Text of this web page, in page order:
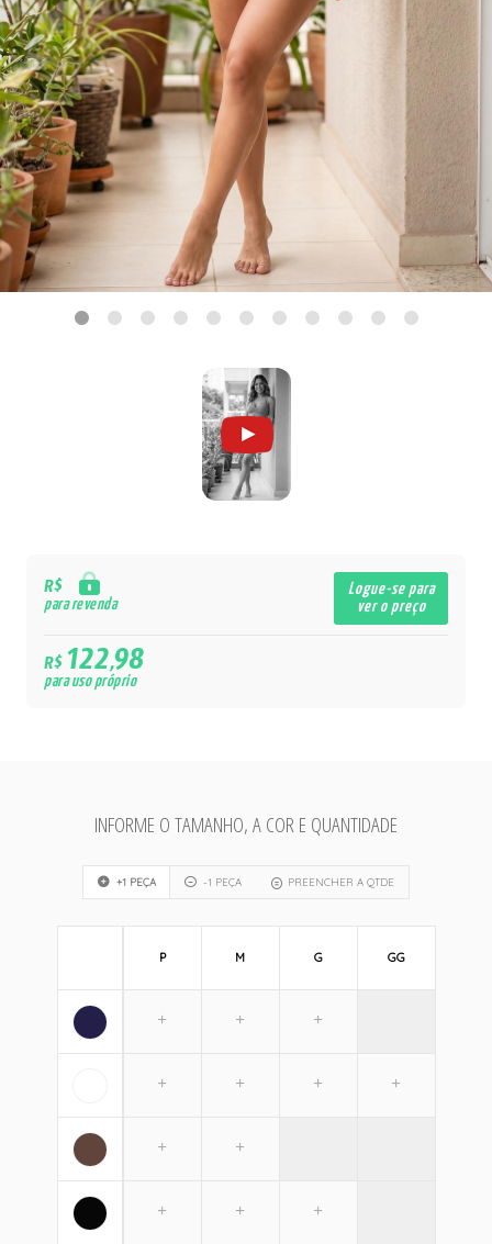
R$
para revenda
Logue-se para
ver o preço
R$122,98
para uso próprio
INFORME O TAMANHO, A COR E QUANTIDADE
+1 PEÇA -1 PEÇA PREENCHER A QTDE
P M G GG